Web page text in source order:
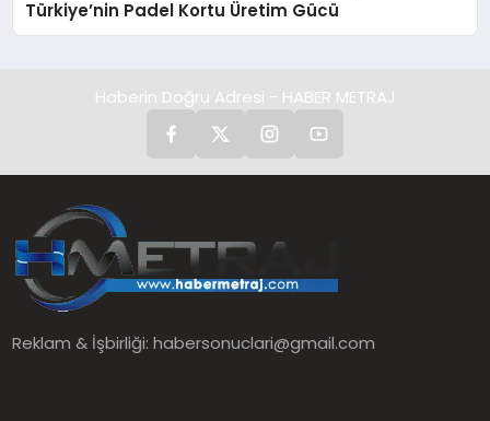
Türkiye’nin Padel Kortu Üretim Gücü
Haberin Doğru Adresi - HABER METRAJ
Reklam & İşbirliği:habersonuclari@gmail.com